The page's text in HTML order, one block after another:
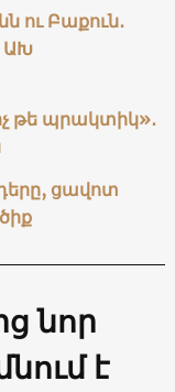
ու Բաքուն․
ԱԽ
թե պրակտիկ»․
ցավոտ
նոր
է